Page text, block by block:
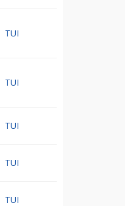
TUI
TUI
TUI
TUI
TUI